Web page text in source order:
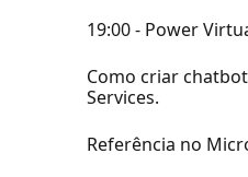
19:00 - Power
Como criar
Services.
Referência no